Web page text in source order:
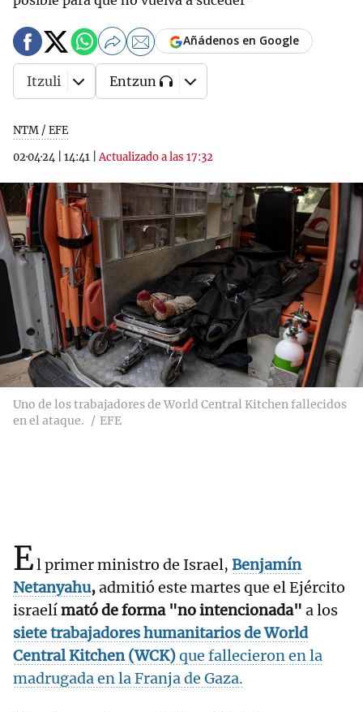
NTM / EFE
02·04·24
14:41 |Actualizado a las 17:32
Añádenos en Google
Itzuli Entzun
Uno de los trabajadores de World Central Kitchen fallecidos
en el ataque.
EFE
El primer ministro de Israel, Benjamín
Netanyahu,admitió este martes que el Ejército
israelímató de forma "no intencionada" a los
siete trabajadores humanitarios de World
Central Kitchen (WCK)que fallecieron en la
madrugada en la Franja de Gaza.